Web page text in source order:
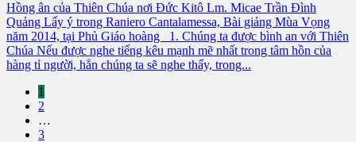
Hồng ân của Thiên Chúa nơi Đức Kitô Lm. Micae Trần Đình
Quảng Lấy ý trong Raniero Cantalamessa, Bài giảng Mùa Vọng
năm 2014, tại Phủ Giáo hoàng 1. Chúng ta được bình an với Thiên
Chúa Nếu được nghe tiếng kêu mạnh mẽ nhất trong tâm hồn của
hàng tỉ người, hẳn chúng ta sẽ nghe thấy, trong...
1
2
…
3